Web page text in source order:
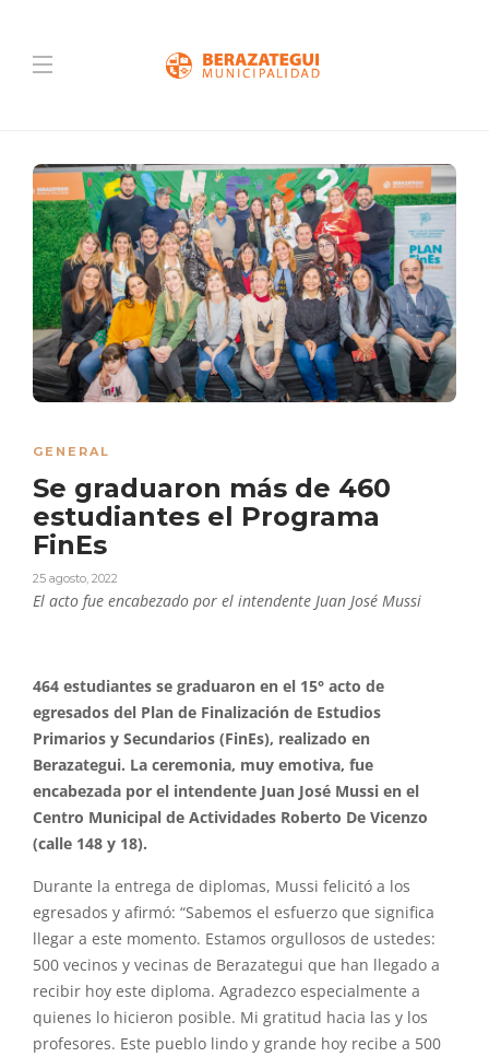
GENERAL
Se graduaron más de 460
estudiantes el Programa
FinEs
25 agosto, 2022
El acto fue encabezado por el intendente Juan José Mussi
464 estudiantes se graduaron en el 15° acto de
egresados del Plan de Finalización de Estudios
Primarios y Secundarios (FinEs), realizado en
Berazategui. La ceremonia, muy emotiva, fue
encabezada por el intendente Juan José Mussi en el
Centro Municipal de Actividades Roberto De Vicenzo
(calle 148 y 18).
Durante la entrega de diplomas, Mussi felicitó a los
egresados y afirmó: “Sabemos el esfuerzo que significa
llegar a este momento. Estamos orgullosos de ustedes:
500 vecinos y vecinas de Berazategui que han llegado a
recibir hoy este diploma. Agradezco especialmente a
quienes lo hicieron posible. Mi gratitud hacia las y los
profesores. Este pueblo lindo y grande hoy recibe a 500